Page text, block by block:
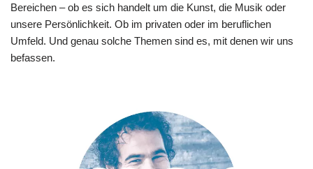
Bereichen – ob es sich handelt um die Kunst, die Musik oder
unsere Persönlichkeit. Ob im privaten oder im beruflichen
Umfeld. Und genau solche Themen sind es, mit denen wir uns
befassen.